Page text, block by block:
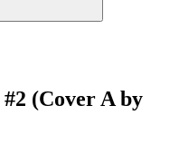
#2 (Cover A by